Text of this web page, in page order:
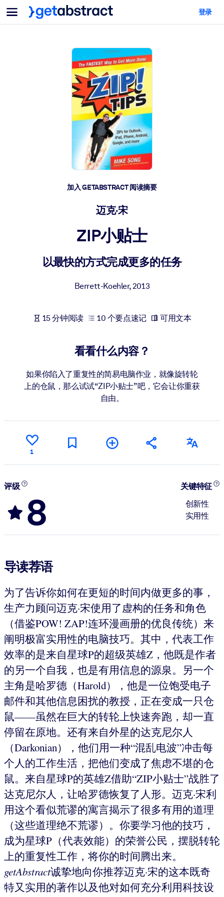
菜单
面向团队与管理者
为您的员工配备关键的人工智能技能。
帮助您的管理者为未来的工作时代做好准备。
让团队更轻松地共同学习、解决实际问题并更快采取行动。
培养您的员工应对未来挑战所需的技能。
将简短且经过验证的知识引入您的 LMS/LXP，以获得更强的学习效
利用可靠、结构化的知识为您的人工智能系统提供动力，以改善输
面向人工智能系统
登录
加入 GETABSTRACT 阅读摘要
迈克·宋
ZIP小贴士
以最快的方式完成更多的任务
Berrett-Koehler,2013
15 分钟阅读 10 个要点速记 可用文本
看看什么内容？
如果你陷入了重复性的简易电脑作业，就像旋转轮
上的仓鼠，那么试试“ZIP小贴士”吧，它会让你重获
自由。
1
评级
8
关键特征
创新性
实用性
导读荐语
为了告诉你如何在更短的时间内做更多的事，
生产力顾问迈克·宋使用了虚构的任务和角色
（借鉴POW! ZAP!连环漫画册的优良传统）来
阐明极富实用性的电脑技巧。其中，代表工作
效率的是来自星球P的超级英雄Z，他既是作者
的另一个自我，也是有用信息的源泉。另一个
主角是哈罗德（Harold），他是一位饱受电子
邮件和其他信息困扰的教授，正在变成一只仓
鼠——虽然在巨大的转轮上快速奔跑，却一直
停留在原地。还有来自外星的达克尼尔人
（Darkonian），他们用一种“混乱电波”冲击每
个人的工作生活，把他们变成了焦虑不堪的仓
鼠。来自星球P的英雄Z借助“ZIP小贴士”战胜了
达克尼尔人，让哈罗德恢复了人形。迈克·宋利
用这个看似荒谬的寓言揭示了很多有用的道理
（这些道理绝不荒谬）。你要学习他的技巧，
成为星球P（代表效能）的荣誉公民，摆脱转轮
上的重复性工作，将你的时间腾出来。
getAbstract诚挚地向你推荐迈克·宋的这本既奇
特又实用的著作以及他对如何充分利用科技设